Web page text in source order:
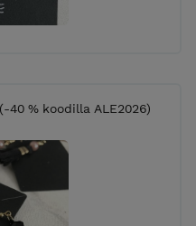
löytyvät
(ellei kyse ole erikseen
Jos sinulla on kiire
toimituksen
sähköpostitse tai
% koodilla ALE2026)